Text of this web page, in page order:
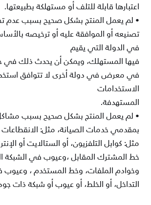
اعتبارها قابلة للتلف أو مستهلكة بطبيعتها.
• لم يعمل المنتج بشكل صحيح بسبب عدم
تصنيعه أو الموافقة عليه أو ترخيصه
في الدولة التي يقيم
فيها المستهلك، ويمكن أن يحدث ذلك في
في معرض في دولة أخرى لا تتوافق
الاستخدامات
المستهدفة.
• لم يعمل المنتج بشكل صحيح بسبب
بمقدمي خدمات الصيانة، مثل:
مثل: كوابلالتلفزيون، أو الستالايت أو
خط المشتركالمقابل ،وعيوبفي الشبكة
وخوادم الملفات، وخطالمستخدم ، وعيوب
التداخل، أو الخلط، أوعيوبأو شبكة ذات